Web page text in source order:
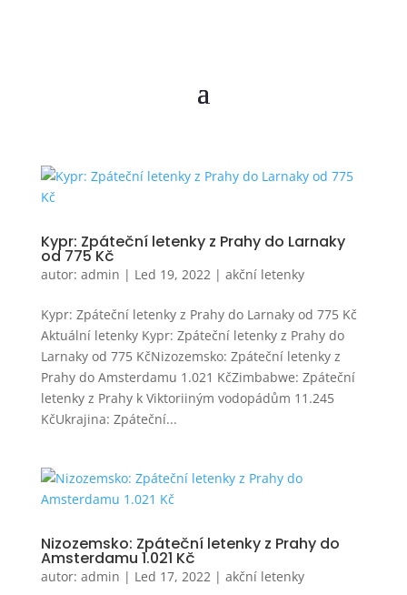
Kypr: Zpáteční letenky z Prahy do Larnaky
od 775 Kč
autor: admin | Led 19, 2022| akční letenky
Kypr: Zpáteční letenky z Prahy do Larnaky od 775 Kč
Aktuální letenky Kypr: Zpáteční letenky z Prahy do
Larnaky od 775 KčNizozemsko: Zpáteční letenky z
Prahy do Amsterdamu 1.021 KčZimbabwe: Zpáteční
letenky z Prahy k Viktoriiným vodopádům 11.245
KčUkrajina: Zpáteční...
Nizozemsko: Zpáteční letenky z Prahy do
Amsterdamu 1.021 Kč
autor: admin | Led 17, 2022| akční letenky